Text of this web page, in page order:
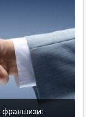
франшизи: